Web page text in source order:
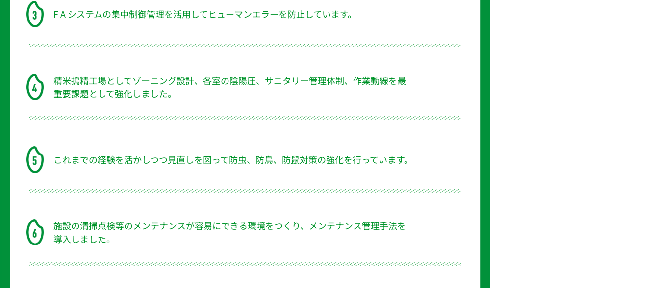
F A システムの集中制御管理を活用してヒューマンエラーを防止しています。
精米搗精工場としてゾーニング設計、各室の陰陽圧、サニタリー管理体制、作業動線を最
重要課題として強化しました。
これまでの経験を活かしつつ見直しを図って防虫、防鳥、防鼠対策の強化を行っています。
施設の清掃点検等のメンテナンスが容易にできる環境をつくり、メンテナンス管理手法を
導入しました。